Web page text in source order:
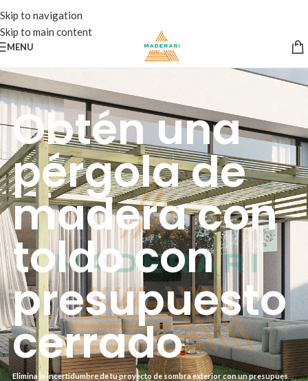
Skip to navigation
Skip to main content
MENU
Obtén una
pérgola de
madera con
toldo con
presupuesto
cerrado
Elimina la incertidumbre de tu proyecto de sombra exterior con un presupuesto